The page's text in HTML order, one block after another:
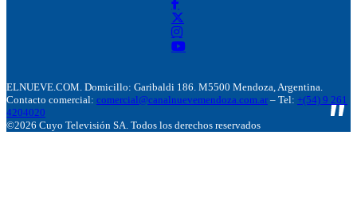
ELNUEVE.COM. Domicillo: Garibaldi 186. M5500 Mendoza, Argentina.
Contacto comercial: comercial@canalnuevemendoza.com.ar – Tel: +(54) 9 261
4204020
©2026 Cuyo Televisión SA. Todos los derechos reservados